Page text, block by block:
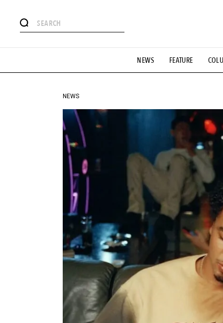
NEWS FEATURE
#憧れの逸品 #ESSENTIAL
#GH 銘品の所以 #フイナムのYouTube #Commune H
#HANDSOME HANDBOOK
NEWS